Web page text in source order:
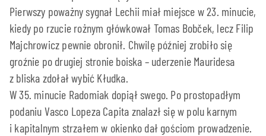
Pierwszy poważny sygnał Lechii miał miejsce w 23. minucie,
kiedy po rzucie rożnym główkował Tomas Bobček, lecz Filip
Majchrowicz pewnie obronił. Chwilę później zrobiło się
groźnie po drugiej stronie boiska – uderzenie Mauridesa
z bliska zdołał wybić Kłudka.
W 35. minucie Radomiak dopiął swego. Po prostopadłym
podaniu Vasco Lopeza Capita znalazł się w polu karnym
i kapitalnym strzałem w okienko dał gościom prowadzenie.